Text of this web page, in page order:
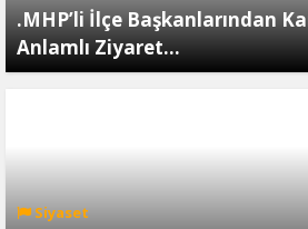
.MHP’li İlçe Başkanlarından
Anlamlı Ziyaret…
Siyaset